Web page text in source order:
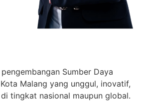
Sumber Daya
Malang yang unggul, inovatif,
tingkat nasional maupun global.